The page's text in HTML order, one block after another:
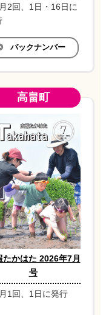
2回、1日・16日に
バックナンバー
高畠町
たかはた 2026年7月
号
1回、1日に発行